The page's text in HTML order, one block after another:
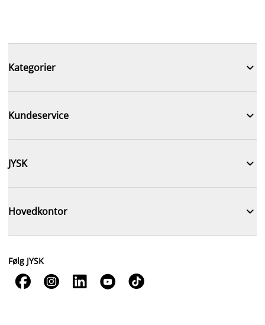
Kategorier 
Kundeservice 
JYSK 
Hovedkontor 
Følg JYSK
    